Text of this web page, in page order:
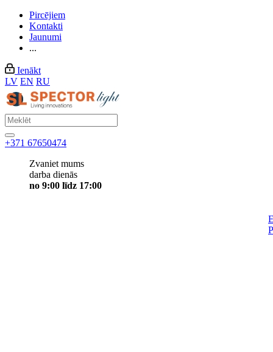
Pircējiem
Kontakti
Jaunumi
...
Ienākt
LV EN RU
+371 67650474
Zvaniet mums
darba dienās
no 9:00 līdz 17:00